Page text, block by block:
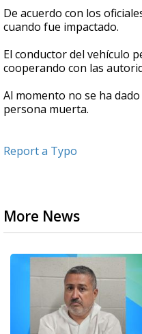
De acuerdo con los
cuando fue impactado.
El conductor del vehículo
cooperando con las
Al momento no se ha
persona muerta.
Report a Typo
More News